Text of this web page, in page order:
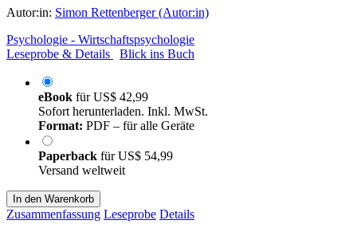
Autor:in: Simon Rettenberger (Autor:in)
Psychologie - Wirtschaftspsychologie
Leseprobe & Details
Blick ins Buch
eBook fürUS$ 42,99
Sofort herunterladen. Inkl. MwSt.
Format: PDF – für alle Geräte
Paperback fürUS$ 54,99
Versand weltweit
In den Warenkorb
Zusammenfassung Leseprobe Details